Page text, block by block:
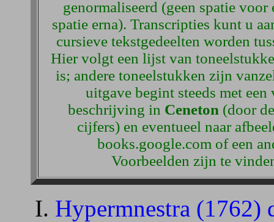
genormaliseerd (geen spatie voor
spatie erna). Transcripties kunt u
cursieve tekstgedeelten worden
Hier volgt een lijst van
is; andere toneelstukken zijn
uitgave begint steeds met
beschrijving in Ceneton (door
cijfers) en eventueel naar
books.google.com of een
Voorbeelden zijn te
Hypermnestra (1762)